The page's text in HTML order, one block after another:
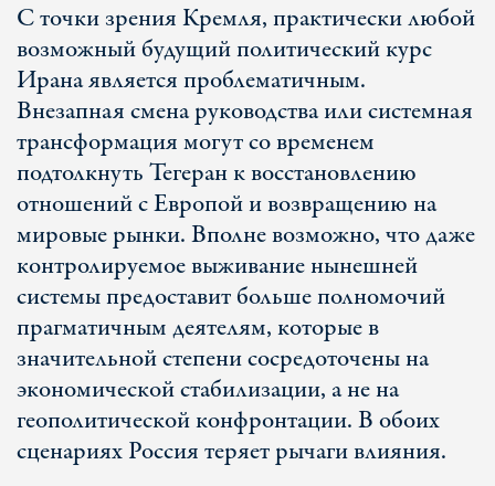
С точки зрения Кремля, практически любой
возможный будущий политический курс
Ирана является проблематичным.
Внезапная смена руководства или системная
трансформация могут со временем
подтолкнуть Тегеран к восстановлению
отношений с Европой и возвращению на
мировые рынки. Вполне возможно, что даже
контролируемое выживание нынешней
системы предоставит больше полномочий
прагматичным деятелям, которые в
значительной степени сосредоточены на
экономической стабилизации, а не на
геополитической конфронтации. В обоих
сценариях Россия теряет рычаги влияния.